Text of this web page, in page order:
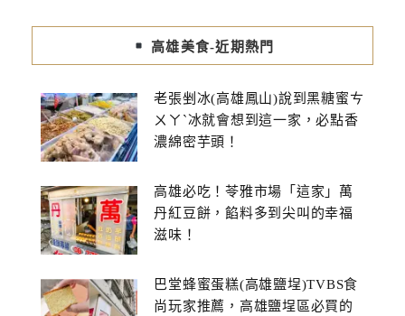
高雄美食-近期熱門
老張剉冰(高雄鳳山)說到黑糖蜜ㄘ
ㄨㄚˋ冰就會想到這一家，必點香
濃綿密芋頭！
高雄必吃！苓雅市場「這家」萬
丹紅豆餅，餡料多到尖叫的幸福
滋味！
巴堂蜂蜜蛋糕(高雄鹽埕)TVBS食
尚玩家推薦，高雄鹽埕區必買的